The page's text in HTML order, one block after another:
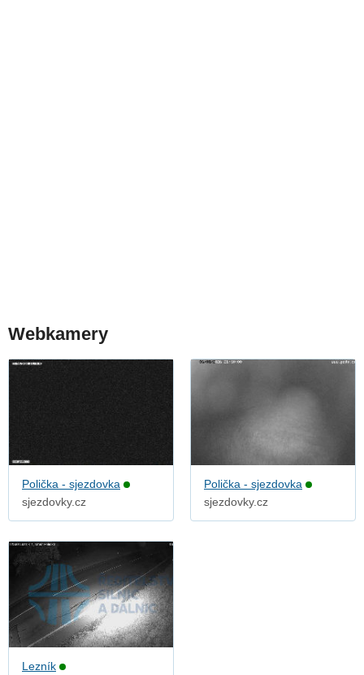
Webkamery
Polička - sjezdovka
sjezdovky.cz
Polička - sjezdovka
sjezdovky.cz
Lezník